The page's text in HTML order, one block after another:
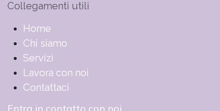
Collegamenti utili
​​​​​​​​​​​​​​​​H​o​m​e
Chi siamo
Servizi
Lavora con noi
Contattaci
Entra in contatto con noi